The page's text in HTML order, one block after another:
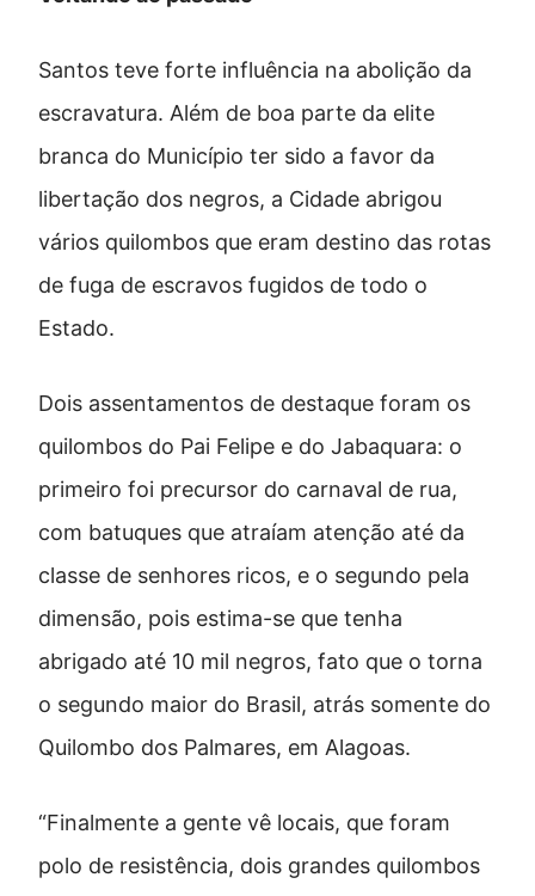
Santos teve forte influência na abolição da
escravatura. Além de boa parte da elite
branca do Município ter sido a favor da
libertação dos negros, a Cidade abrigou
vários quilombos que eram destino das rotas
de fuga de escravos fugidos de todo o
Estado.
Dois assentamentos de destaque foram os
quilombos do Pai Felipe e do Jabaquara: o
primeiro foi precursor do carnaval de rua,
com batuques que atraíam atenção até da
classe de senhores ricos, e o segundo pela
dimensão, pois estima-se que tenha
abrigado até 10 mil negros, fato que o torna
o segundo maior do Brasil, atrás somente do
Quilombo dos Palmares, em Alagoas.
“Finalmente a gente vê locais, que foram
polo de resistência, dois grandes quilombos